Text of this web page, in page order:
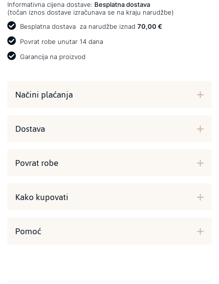
Informativna cijena dostave: Besplatna dostava
(točan iznos dostave izračunava se na kraju narudžbe)
Besplatna dostava za narudžbe iznad 70,00 €
Povrat robe unutar 14 dana
Garancija na proizvod
Načini plaćanja
Dostava
Povrat robe
Kako kupovati
Pomoć